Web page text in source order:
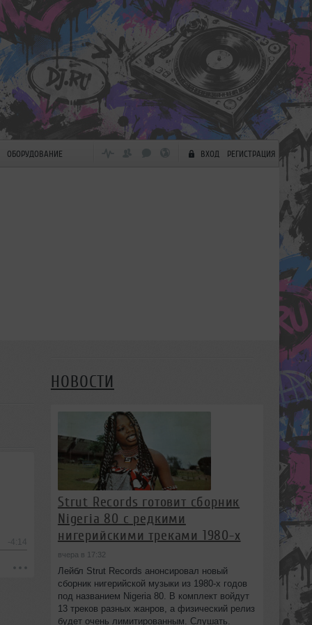
ОБОРУДОВАНИЕ ВХОД РЕГИСТРАЦИЯ
НОВОСТИ
Strut Records готовит сборник
Nigeria 80 с редкими
нигерийскими треками 1980-х
вчера в 17:32
Лейбл Strut Records анонсировал новый
сборник нигерийской музыки из 1980-х годов
под названием Nigeria 80. В комплект войдут
13 треков разных жанров, а физический релиз
будет очень лимитированным. Слушать.